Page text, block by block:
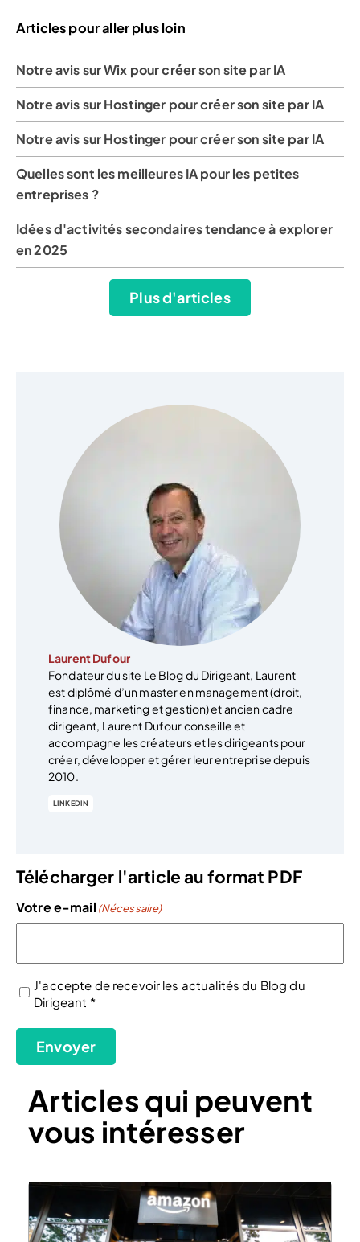
Articles pour aller plus loin
Notre avis sur Wix pour créer son site par IA
Notre avis sur Hostinger pour créer son site par IA
Notre avis sur Hostinger pour créer son site par IA
Quelles sont les meilleures IA pour les petites
entreprises ?
Idées d'activités secondaires tendance à explorer
en 2025
Plus d'articles
Laurent Dufour
Fondateur du site Le Blog du Dirigeant, Laurent
est diplômé d’un master en management (droit,
finance, marketing et gestion) et ancien cadre
dirigeant, Laurent Dufour conseille et
accompagne les créateurs et les dirigeants pour
créer, développer et gérer leur entreprise depuis
2010.
LINKEDIN
Télécharger l'article au format PDF
Votre e-mail (Nécessaire)
(Nécessaire)
J'accepte de recevoir les actualités du Blog du
Dirigeant *
Envoyer
Articles qui peuvent
vous intéresser